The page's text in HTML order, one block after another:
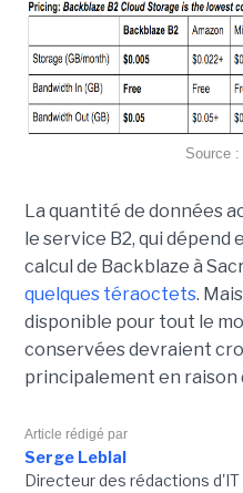
Source
La quantité de données
le service B2, qui
calcul de Backblaze à
quelques téraoctets.
disponible pour tout le
conservées devraient
principalement en raison
Article rédigé par
Serge Leblal
Directeur des rédactions